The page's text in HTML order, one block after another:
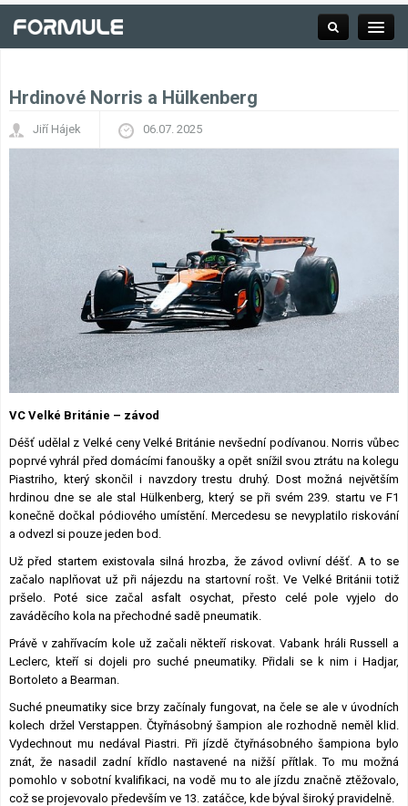
Kalendář F1
Výsledky F1
Týmy a jezdci F1
Okruhy F1
Hrdinové Norris a Hülkenberg
Jiří Hájek 06.07. 2025
VC Velké Británie – závod
Déšť udělal z Velké ceny Velké Británie nevšední podívanou. Norris vůbec
poprvé vyhrál před domácími fanoušky a opět snížil svou ztrátu na kolegu
Piastriho, který skončil i navzdory trestu druhý. Dost možná největším
hrdinou dne se ale stal Hülkenberg, který se při svém 239. startu ve F1
konečně dočkal pódiového umístění. Mercedesu se nevyplatilo riskování
a odvezl si pouze jeden bod.
Už před startem existovala silná hrozba, že závod ovlivní déšť. A to se
začalo naplňovat už při nájezdu na startovní rošt. Ve Velké Británii totiž
pršelo. Poté sice začal asfalt osychat, přesto celé pole vyjelo do
zaváděcího kola na přechodné sadě pneumatik.
Právě v zahřívacím kole už začali někteří riskovat. Vabank hráli Russell a
Leclerc, kteří si dojeli pro suché pneumatiky. Přidali se k nim i Hadjar,
Bortoleto a Bearman.
Suché pneumatiky sice brzy začínaly fungovat, na čele se ale v úvodních
kolech držel Verstappen. Čtyřnásobný šampion ale rozhodně neměl klid.
Vydechnout mu nedával Piastri. Při jízdě čtyřnásobného šampiona bylo
znát, že nasadil zadní křídlo nastavené na nižší přítlak. To mu možná
pomohlo v sobotní kvalifikaci, na vodě mu to ale jízdu značně ztěžovalo,
což se projevovalo především ve 13. zatáčce, kde býval široký pravidelně.